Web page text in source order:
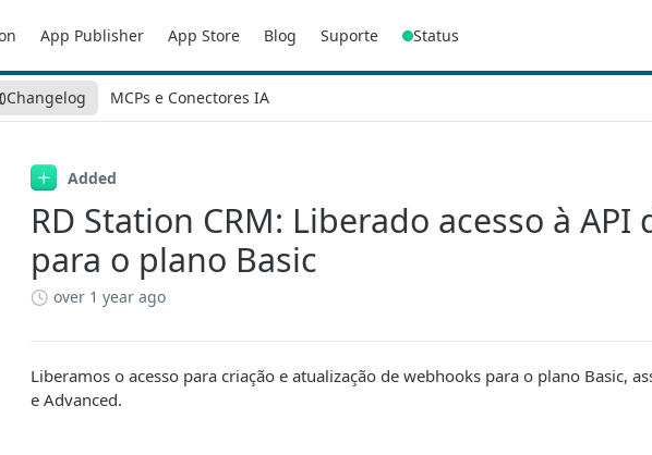
App Publisher App Store Blog Suporte Status
Changelog MCPs e Conectores IA
Added
RD Station CRM: Liberado acesso à API
para o plano Basic
over 1 year ago
Liberamos o acesso para criação e atualização de webhooks para o plano Basic,
e Advanced.